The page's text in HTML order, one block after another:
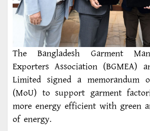
The Bangladesh Garment
Exporters Association (BGMEA)
Limited signed a memorandum
(MoU) to support garment
more energy efficient with green
of energy.